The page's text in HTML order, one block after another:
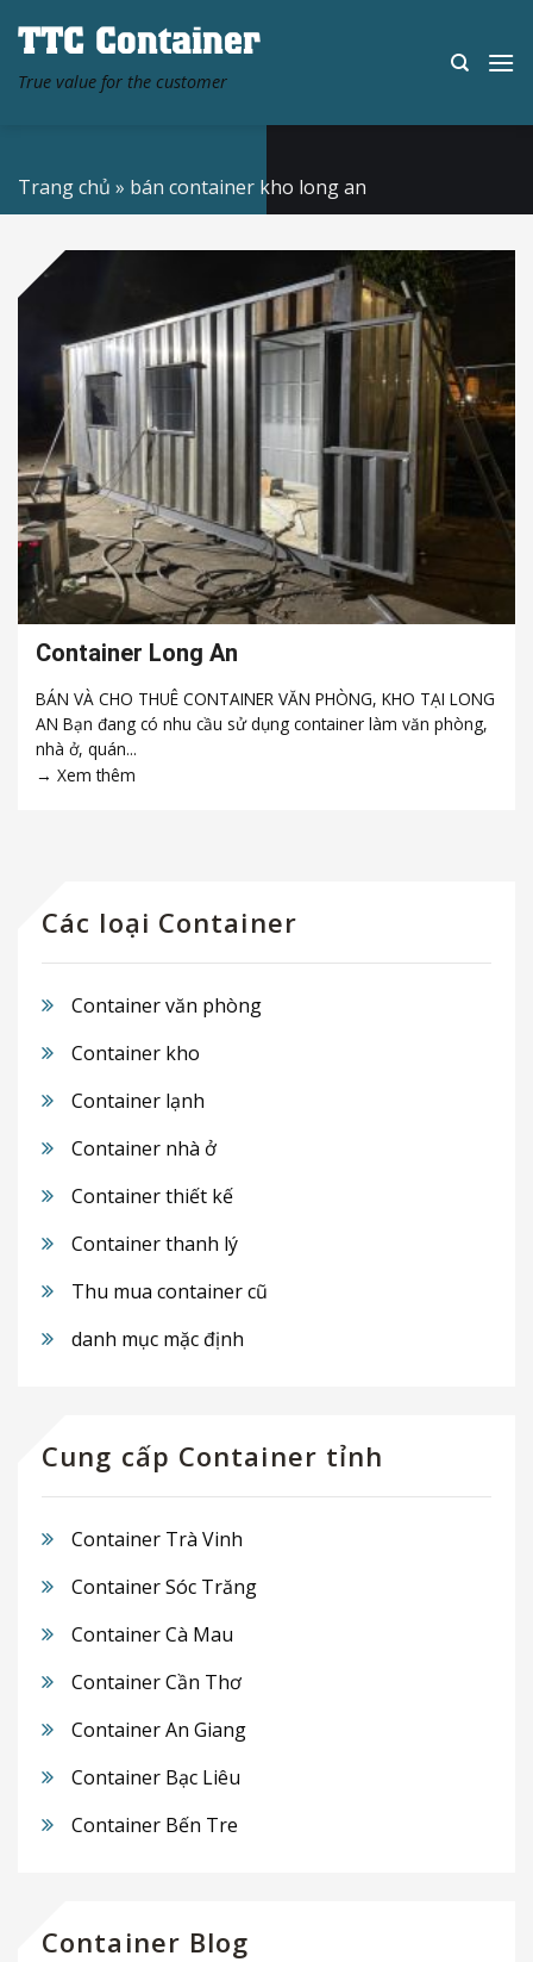
content
TTC Container
True value for the customer
Trang chủ » bán container kho long an
Container Long An
BÁN VÀ CHO THUÊ CONTAINER VĂN PHÒNG, KHO TẠI LONG
AN Bạn đang có nhu cầu sử dụng container làm văn phòng,
nhà ở, quán...
Các loại Container
Container văn phòng
Container kho
Container lạnh
Container nhà ở
Container thiết kế
Container thanh lý
Thu mua container cũ
danh mục mặc định
Cung cấp Container tỉnh
Container Trà Vinh
Container Sóc Trăng
Container Cà Mau
Container Cần Thơ
Container An Giang
Container Bạc Liêu
Container Bến Tre
Container Blog